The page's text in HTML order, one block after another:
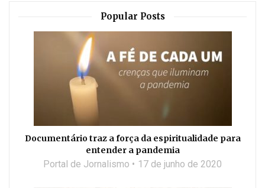
Popular Posts
Documentário traz a força da espiritualidade para
entender a pandemia
Portal de Jornalismo 17 de junho de 2020